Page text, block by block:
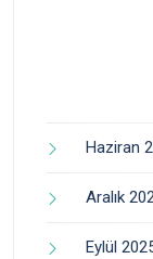
Haziran
Aralık
Eylül